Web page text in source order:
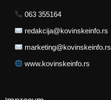
063 355164
redakcija@kovinskeinfo.rs
marketing@kovinskeinfo.rs
www.kovinskeinfo.rs